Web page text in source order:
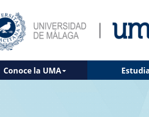
Conoce la UMA